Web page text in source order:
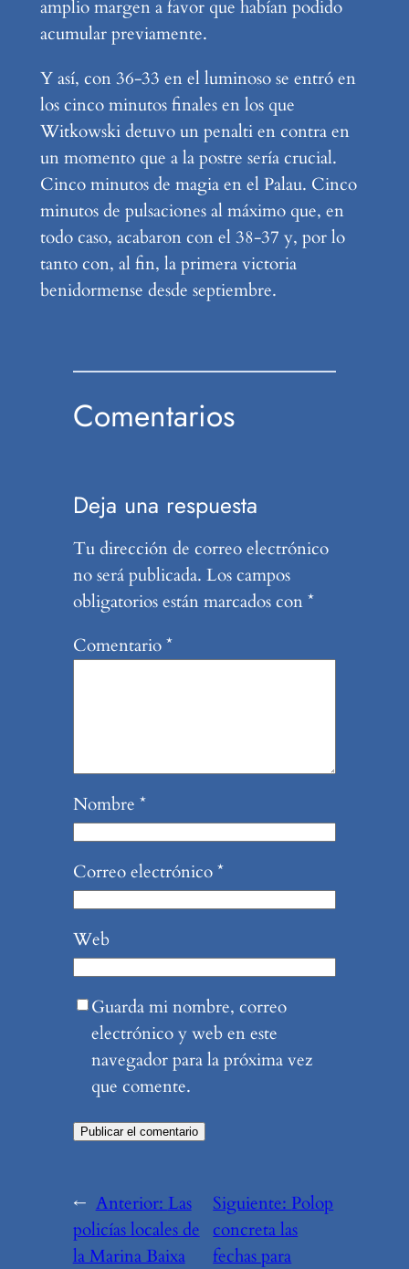
amplio margen a favor que habían podido
acumular previamente.
Y así, con 36-33 en el luminoso se entró en
los cinco minutos finales en los que
Witkowski detuvo un penalti en contra en
un momento que a la postre sería crucial.
Cinco minutos de magia en el Palau. Cinco
minutos de pulsaciones al máximo que, en
todo caso, acabaron con el 38-37 y, por lo
tanto con, al fin, la primera victoria
benidormense desde septiembre.
Comentarios
Deja una respuesta
Tu dirección de correo electrónico
no será publicada. Los campos
obligatorios están marcados con*
Comentario*
Nombre *
Correo electrónico*
Web
Guarda mi nombre, correo
electrónico y web en este
navegador para la próxima vez
que comente.
← Anterior: Las
policías locales de
la Marina Baixa
Siguiente: Polop
concreta las
fechas para